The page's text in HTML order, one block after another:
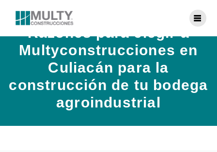
Razones para elegir a
Multyconstrucciones en
Culiacán para la
construcción de tu bodega
agroindustrial